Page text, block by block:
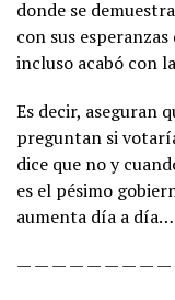
donde se
con sus
incluso acabó con
Es decir, aseguran
preguntan si
dice que no y
es el pésimo
aumenta día a día…
— — — — — — — — —